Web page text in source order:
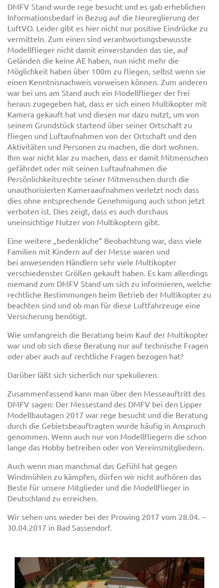
DMFV Stand wurde rege besucht und es gab erheblichen
Informationsbedarf in Bezug auf die Neureglierung der
LuftVO. Leider gibt es hier nicht nur positive Eindrücke zu
vermitteln. Zum einen sind verantwortungsbewusste
Modellflieger nicht damit einverstanden das sie, auf
Geländen die keine AE haben, nun nicht mehr die
Möglichkeit haben über 100m zu fliegen, selbst wenn sie
einen Kenntnisnachweis vorweisen können. Zum anderen
war bei uns am Stand auch ein Modellflieger der frei
heraus zugegeben hat, dass er sich einen Multikopter mit
Kamera gekauft hat und diesen nur dazu nutzt, um von
seinem Grundstück startend über seiner Ortschaft zu
fliegen und Luftaufnahmen von der Ortschaft und den
Aktivitäten und Personen zu machen, die dort wohnen.
Ihm war nicht klar zu machen, dass er damit Mitmenschen
gefährdet oder mit seinen Luftaufnahmen die
Persönlichkeitsrechte seiner Mitmenschen durch die
unauthorisierten Kameraaufnahmen verletzt noch dass
dies ohne entsprechende Genehmigung auch schon jetzt
verboten ist. Dies zeigt, dass es auch durchaus
uneinsichtige Nutzer von Multikoptern gibt.
Eine weitere „bedenkliche“ Beobachtung war, dass viele
Familien mit Kindern auf der Messe waren und
bei anwesenden Händlern sehr viele Multikopter
verschiedenster Größen gekauft haben. Es kam allerdings
niemand zum DMFV Stand um sich zu informieren, welche
rechtliche Bestimmungen beim Betrieb der Multikopter zu
beachten sind und ob man für diese Luftfahrzeuge eine
Versicherung benötigt.
Wie umfangreich die Beratung beim Kauf der Multikopter
war und ob sich diese Beratung nur auf technische Fragen
oder aber auch auf rechtliche Fragen bezogen hat?
Darüber läßt sich sicherlich nur spekulieren.
Zusammenfassend kann man über den Messeauftritt des
DMFV sagen: Der Messestand des DMFV bei den Lipper
Modellbautagen 2017 war rege besucht und die Beratung
durch die Gebietsbeauftragten wurde häufig in Anspruch
genommen. Wenn auch nur von Modellfliegern die schon
lange das Hobby betreiben oder von Vereinsmitgliedern.
Auch wenn man manchmal das Gefühl hat gegen
Windmühlen zu kämpfen, dürfen wir nicht aufhören das
Beste für unsere Mitglieder und die Modellflieger in
Deutschland zu erreichen.
Wir sehen uns wieder bei der Prowing 2017 vom 28.04. –
30.04.2017 in Bad Sassendorf.